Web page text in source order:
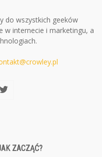
do wszystkich geeków
w internecie i marketingu, a
ZACZĄĆ?